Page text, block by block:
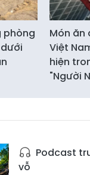
phòng
Món ăn
Việt
hiện
"Người
Podcast
vỗ